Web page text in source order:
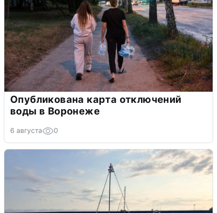
Опубликована карта отключений
воды в Воронеже
6 августа 0